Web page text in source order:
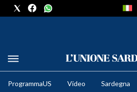
METEO
ProgrammaUS Video Sardegna